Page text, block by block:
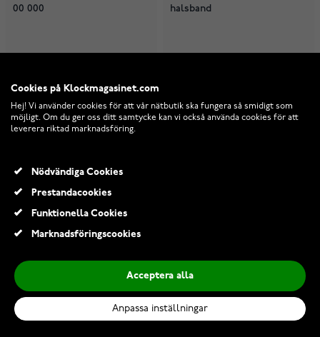
00 000
1 419,00 Kr
halsband
Cookies på Klockmagasinet.com
Hej! Vi använder cookies för att vår nätbutik ska fungera så smidigt som
möjligt. Om du ger oss ditt samtycke kan vi också använda cookies för att
leverera riktad marknadsföring.
Nödvändiga Cookies
Prestandacookies
Funktionella Cookies
Marknadsföringscookies
Acceptera alla
Anpassa inställningar